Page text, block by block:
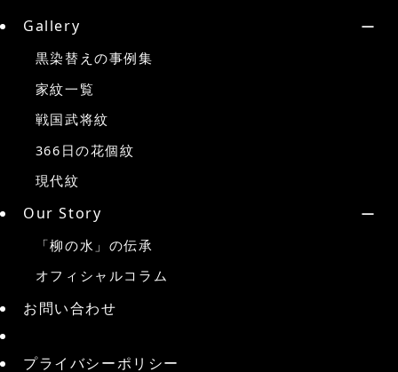
Gallery
黒染替えの事例集
家紋一覧
戦国武将紋
366日の花個紋
現代紋
Our Story
「柳の水」の伝承
オフィシャルコラム
お問い合わせ
プライバシーポリシー